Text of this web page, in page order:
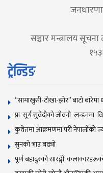
जनधारणा
सञ्चार मन्त्रालय सूचना
ट्रेन्डिङ
“सामाखुसी-टोखा-झोर” बाटो बारेमा
प्रा सूर्य सुवेदीको जीवनी लन्डनमा
कुवेतमा आक्रमणमा परी नेपालीको
सुनकाे भाउ बढ्याे
पूर्ण बहादुरको सारङ्गी’